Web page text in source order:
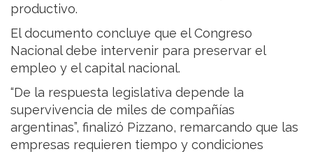
productivo.
El documento concluye que el Congreso
Nacional debe intervenir para preservar el
empleo y el capital nacional.
“De la respuesta legislativa depende la
supervivencia de miles de compañías
argentinas”, finalizó Pizzano, remarcando que las
empresas requieren tiempo y condiciones